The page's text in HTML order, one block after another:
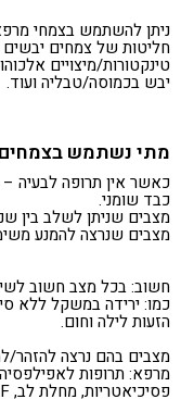
ניתן להשתמש בצמחי
חליטות של צמחים
טינקטורות/מיצויים
יבש בכמוסה/טבליה ועוד.
מתי נשתמש
כבד שומני.
מצבים שניתן לשלב בין
מצבים שנרצה להמנע
חשוב: בכל מצב חשוב
כמו: ירידה במשקל ללא
הזעות לילה וחום.
מצבים בהם נרצה להזהר/
מרפא: תרופות
פסיכיאטריות, מחלת לב, RF (קדחת שגרונית).